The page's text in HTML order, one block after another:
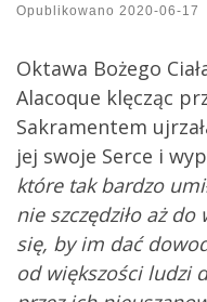
Opublikowano 2020-06-17
Oktawa Bożego
Alacoque klęcząc
Sakramentem
jej swoje Serce i
które tak bardzo
nie szczędziło aż
się, by im dać
od większości ludzi